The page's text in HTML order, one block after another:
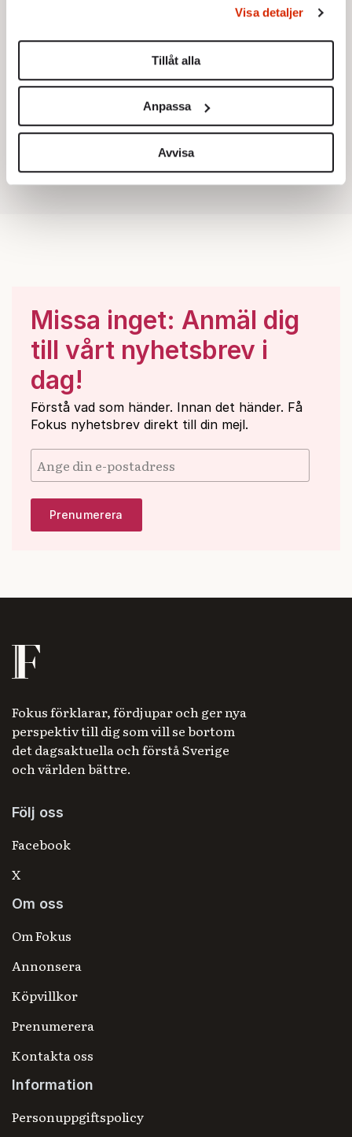
Du kan ändra eller dra tillbaka ditt samtycke när som
helst från cookie-förklaringen.
Vi använder enhetsidentifierare för att anpassa innehållet
för sociala medier och analysera vår trafik. Vi
vidarebefordrar även sådana identifierare och annan
information från din enhet till de sociala medier och
annons- och analysföretag som vi samarbetar med.
Dessa kan i sin tur kombinera informationen med annan
Visa detaljer
Tillåt alla
Anpassa
Avvisa
Missa inget: Anmäl dig
till vårt nyhetsbrev i
dag!
Förstå vad som händer. Innan det händer. Få
Fokus nyhetsbrev direkt till din mejl.
Fokus förklarar, fördjupar och ger nya
perspektiv till dig som vill se bortom
det dagsaktuella och förstå Sverige
och världen bättre.
Följ oss
Facebook
X
Om oss
Om Fokus
Annonsera
Köpvillkor
Prenumerera
Kontakta oss
Information
Personuppgiftspolicy